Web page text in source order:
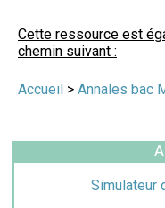
Cette ressource est
chemin suivant :
Accueil > Annales bac
Simulateur